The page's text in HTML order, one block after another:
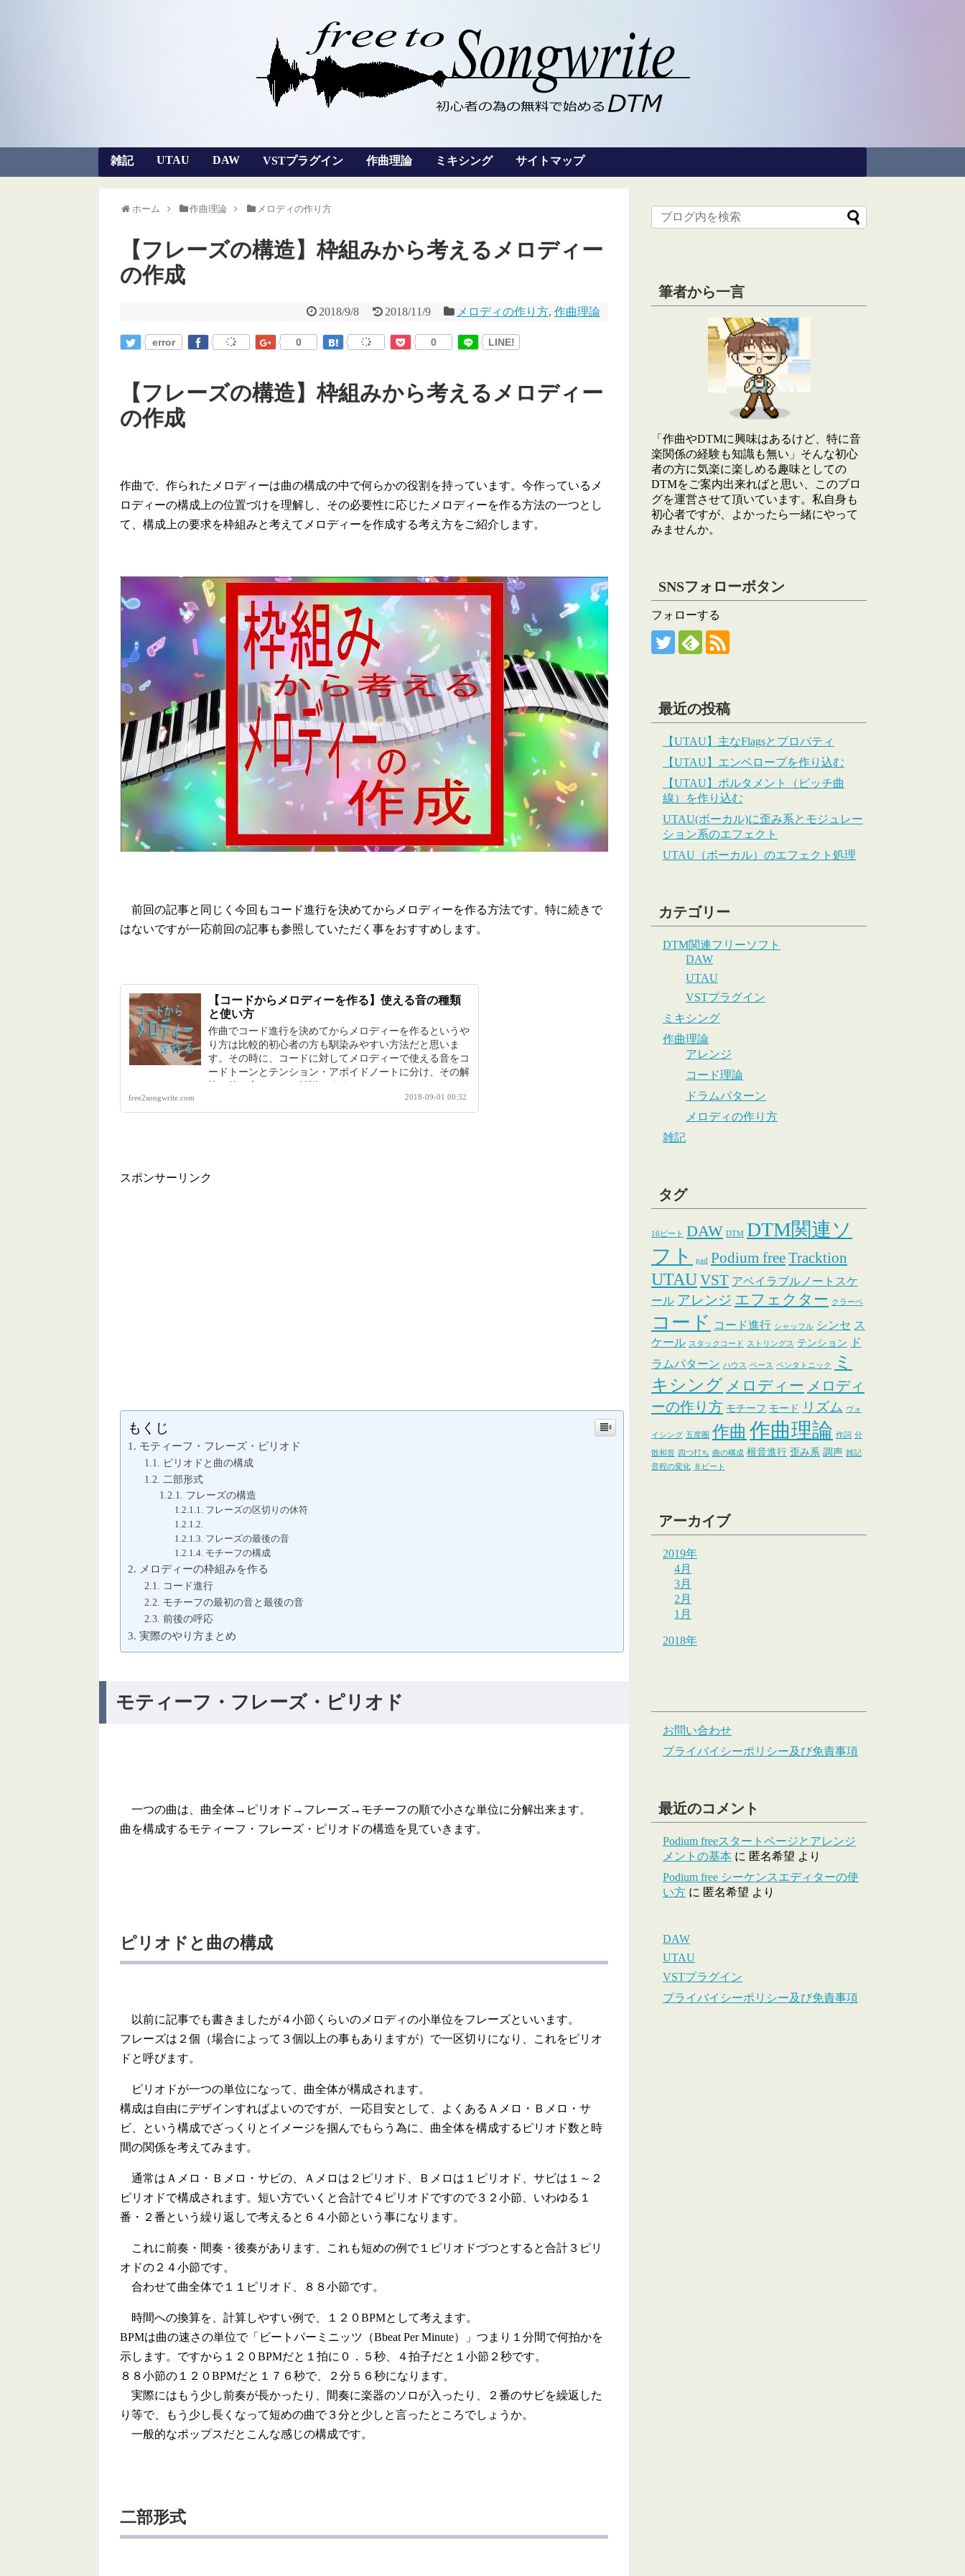
雑記 UTAU DAW VSTプラグイン 作曲理論 ミキシング サイトマップ
ホーム 作曲理論 メロディの作り方
【フレーズの構造】枠組みから考えるメロディー
の作成
2018/9/8 2018/11/9 メロディの作り方, 作曲理論
error 0 0 LINE!
【フレーズの構造】枠組みから考えるメロディー
の作成
作曲で、作られたメロディーは曲の構成の中で何らかの役割を持っています。今作っているメ
ロディーの構成上の位置づけを理解し、その必要性に応じたメロディーを作る方法の一つとし
て、構成上の要求を枠組みと考えてメロディーを作成する考え方をご紹介します。
前回の記事と同じく今回もコード進行を決めてからメロディーを作る方法です。特に続きで
はないですが一応前回の記事も参照していただく事をおすすめします。
【コードからメロディーを作る】使える音の種類
と使い方
作曲でコード進行を決めてからメロディーを作るというや
り方は比較的初心者の方も馴染みやすい方法だと思いま
す。その時に、コードに対してメロディーで使える音をコ
ードトーンとテンション・アボイドノートに分け、その解
決・使い方について解説します。
free2songwrite.com 2018-09-01 00:32
スポンサーリンク
もくじ
モティーフ・フレーズ・ピリオド
ピリオドと曲の構成
二部形式
フレーズの構造
フレーズの区切りの休符
フレーズの最後の音
モチーフの構成
メロディーの枠組みを作る
コード進行
モチーフの最初の音と最後の音
前後の呼応
実際のやり方まとめ
モティーフ・フレーズ・ピリオド
一つの曲は、曲全体→ピリオド→フレーズ→モチーフの順で小さな単位に分解出来ます。
曲を構成するモティーフ・フレーズ・ピリオドの構造を見ていきます。
ピリオドと曲の構成
以前に記事でも書きましたが４小節くらいのメロディの小単位をフレーズといいます。
フレーズは２個（場合によって３個以上の事もありますが）で一区切りになり、これをピリオ
ドと呼びます。
ピリオドが一つの単位になって、曲全体が構成されます。
構成は自由にデザインすればよいのですが、一応目安として、よくあるＡメロ・Ｂメロ・サ
ビ、という構成でざっくりとイメージを掴んでもらう為に、曲全体を構成するピリオド数と時
間の関係を考えてみます。
通常はＡメロ・Ｂメロ・サビの、Ａメロは２ピリオド、Ｂメロは１ピリオド、サビは１～２
ピリオドで構成されます。短い方でいくと合計で４ピリオドですので３２小節、いわゆる１
番・２番という繰り返しで考えると６４小節という事になります。
これに前奏・間奏・後奏があります、これも短めの例で１ピリオドづつとすると合計３ピリ
オドの２４小節です。
合わせて曲全体で１１ピリオド、８８小節です。
時間への換算を、計算しやすい例で、１２０BPMとして考えます。
BPMは曲の速さの単位で「ビートパーミニッツ（Bbeat Per Minute）」つまり１分間で何拍かを
示します。ですから１２０BPMだと１拍に０．５秒、４拍子だと１小節２秒です。
８８小節の１２０BPMだと１７６秒で、２分５６秒になります。
実際にはもう少し前奏が長かったり、間奏に楽器のソロが入ったり、２番のサビを繰返した
り等で、もう少し長くなって短めの曲で３分と少しと言ったところでしょうか。
一般的なポップスだとこんな感じの構成です。
二部形式
筆者から一言
「作曲やDTMに興味はあるけど、特に音
楽関係の経験も知識も無い」そんな初心
者の方に気楽に楽しめる趣味としての
DTMをご案内出来ればと思い、このブロ
グを運営させて頂いています。私自身も
初心者ですが、よかったら一緒にやって
みませんか。
SNSフォローボタン
フォローする
最近の投稿
【UTAU】主なFlagsとプロパティ
【UTAU】エンベロープを作り込む
【UTAU】ポルタメント（ピッチ曲
線）を作り込む
UTAU(ボーカル)に歪み系とモジュレー
ション系のエフェクト
UTAU（ボーカル）のエフェクト処理
カテゴリー
DTM関連フリーソフト
DAW
UTAU
VSTプラグイン
ミキシング
作曲理論
アレンジ
コード理論
ドラムパターン
メロディの作り方
雑記
タグ
16ビート DAW DTM DTM関連ソ
フト
pad Podium freeTracktion
UTAUVST アベイラブルノートスケ
ール アレンジ エフェクター クラーベ
コード コード進行 シャッフル シンセ ス
ケール スタックコード ストリングス テンション
ド
ラムパターン ハウス ベース ペンタトニック
ミ
キシング メロディー メロディ
ーの作り方 モチーフ モード リズム ヴォ
イシング 五度圏 作曲 作曲理論 作詞 分
散和音 四つ打ち 曲の構成 根音進行 歪み系 調声 雑記
音程の変化 ８ビート
アーカイブ
2019年
4月
3月
2月
1月
2018年
お問い合わせ
プライバイシーポリシー及び免責事項
最近のコメント
Podium freeスタートページとアレンジ
メントの基本 に 匿名希望 より
Podium free シーケンスエディターの使
い方 に 匿名希望 より
DAW
UTAU
VSTプラグイン
プライバイシーポリシー及び免責事項